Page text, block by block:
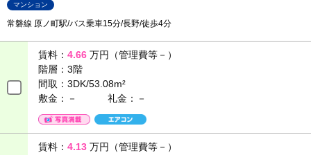
マンション
常磐線 原ノ町駅/バス乗車15分/長野/徒歩4分
賃料： 4.66 万円（管理費等－）
階層： 3階
間取： 3DK/53.08m²
敷金：－
礼金：－
賃料： 4.13 万円（管理費等－）